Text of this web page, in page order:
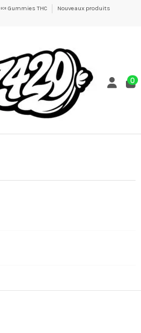
🍬 Gummies THC
Nouveaux produits
0